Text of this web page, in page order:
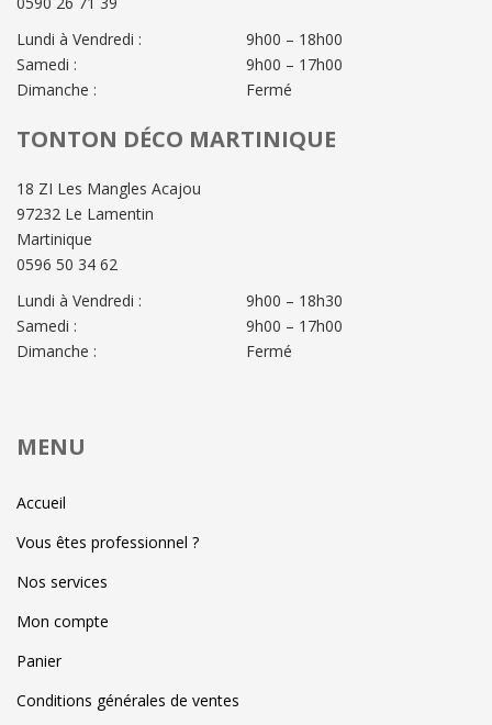
Lundi à Vendredi :
Samedi :
Dimanche :
9h00 – 18h00
9h00 – 17h00
Fermé
TONTON DÉCO MARTINIQUE
18 ZI Les Mangles Acajou
97232 Le Lamentin
Martinique
0596 50 34 62
Lundi à Vendredi :
Samedi :
Dimanche :
9h00 – 18h30
9h00 – 17h00
Fermé
MENU
Accueil
Vous êtes professionnel ?
Nos services
Mon compte
Panier
Conditions générales de ventes